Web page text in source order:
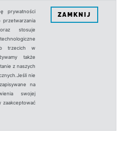
prywatności
stosuje
trzecich w
także
z naszych
nie
na
swojej
zaakceptować
ZAMKNIJ